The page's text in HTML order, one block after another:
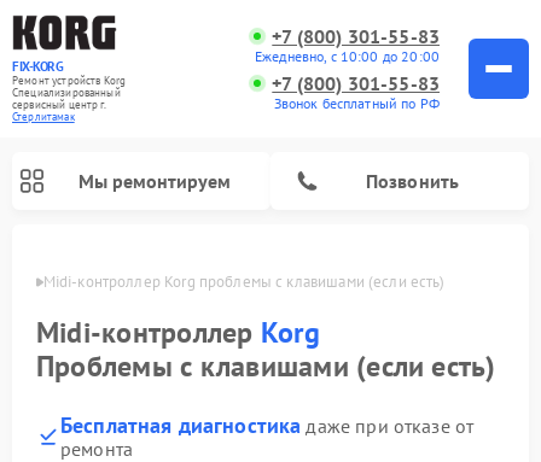
FIX-KORG
Ремонт устройств Korg
Специализированный
cервисный центр г.
Стерлитамак
+7 (800) 301-55-83
Ежедневно, с 10:00 до 20:00
+7 (800) 301-55-83
Звонок бесплатный по РФ
Мы ремонтируем Позвонить
Midi-контроллер Korg проблемы с клавишами (если есть)
Midi-контроллер Korg
Проблемы с клавишами (если есть)
Бесплатная диагностика даже при отказе от
ремонта